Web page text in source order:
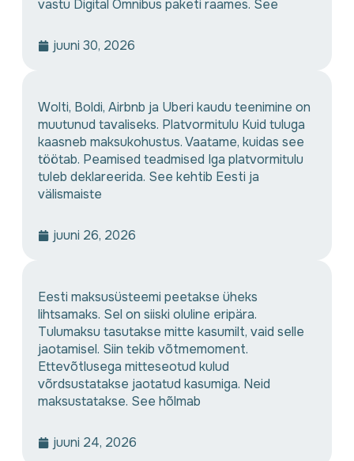
vastu Digital Omnibus paketi raames. See
juuni 30, 2026
Wolti, Boldi, Airbnb ja Uberi kaudu teenimine on
muutunud tavaliseks. Platvormitulu Kuid tuluga
kaasneb maksukohustus. Vaatame, kuidas see
töötab. Peamised teadmised Iga platvormitulu
tuleb deklareerida. See kehtib Eesti ja
välismaiste
juuni 26, 2026
Eesti maksusüsteemi peetakse üheks
lihtsamaks. Sel on siiski oluline eripära.
Tulumaksu tasutakse mitte kasumilt, vaid selle
jaotamisel. Siin tekib võtmemoment.
Ettevõtlusega mitteseotud kulud
võrdsustatakse jaotatud kasumiga. Neid
maksustatakse. See hõlmab
juuni 24, 2026